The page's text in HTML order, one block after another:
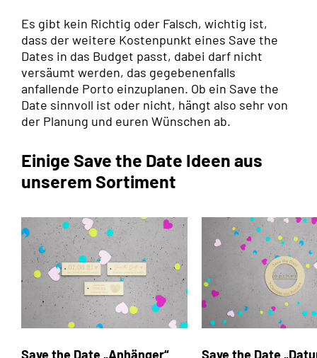
Es gibt kein Richtig oder Falsch, wichtig ist,
dass der weitere Kostenpunkt eines Save the
Dates in das Budget passt, dabei darf nicht
versäumt werden, das gegebenenfalls
anfallende Porto einzuplanen. Ob ein Save the
Date sinnvoll ist oder nicht, hängt also sehr von
der Planung und euren Wünschen ab.
Einige Save the Date Ideen aus
unserem Sortiment
Save the Date „Anhänger“
Save the Date